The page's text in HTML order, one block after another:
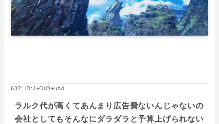
637: ID:J+OIO+uAd
ラルク代が高くてあんまり広告費ないんじゃないの
会社としてもそんなにダラダラと予算上げられない